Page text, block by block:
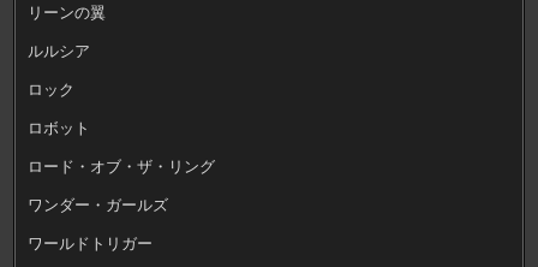
リーンの翼
ルルシア
ロック
ロボット
ロード・オブ・ザ・リング
ワンダー・ガールズ
ワールドトリガー